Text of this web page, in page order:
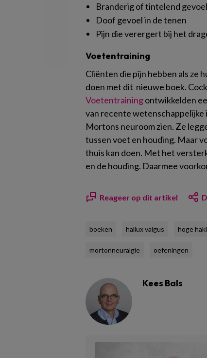
Branderig of tintelend
Doof gevoel in de tenen
Pijn die verergert bij het
Voetentraining
Cliënten die pijn hebben als ze
doen met dit nieuwe boek.
Voetentrainingontwikkelden
van recente wetenschappelijke
Mortons neuroom zien. Ze
tussen voet en houding. Maar
thuis kan doen. Met het
en de houding. Daarmee
Reageer op dit artikel
boeken hallux valgus hoge
mortonneuralgie oefeningen
Kees Bals